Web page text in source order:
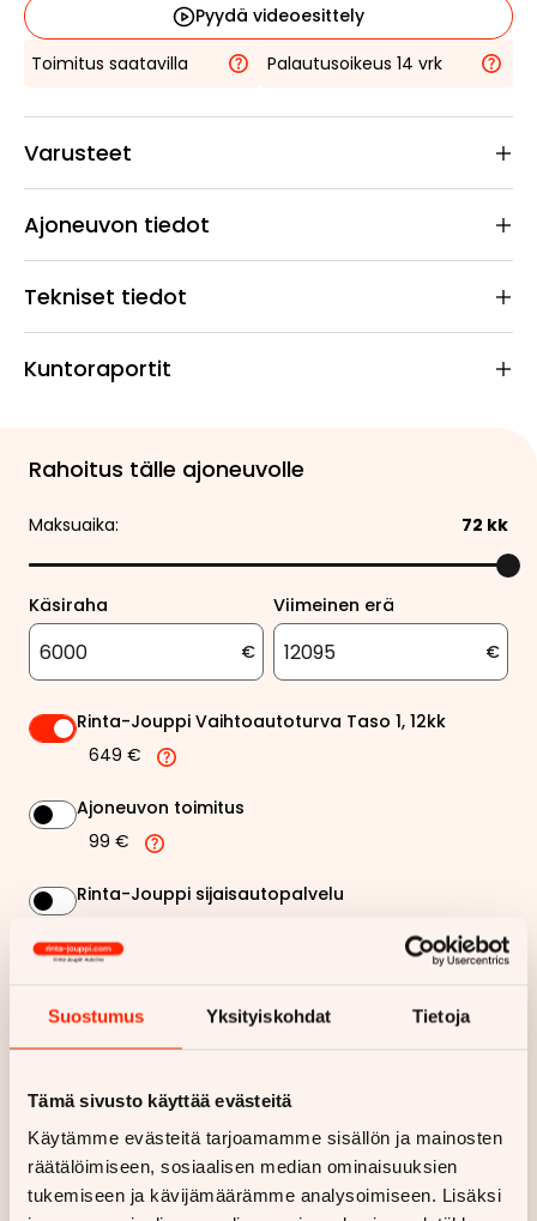
Suostumus Yksityiskohdat Tietoja
Tämä sivusto käyttää evästeitä
Käytämme evästeitä tarjoamamme sisällön ja mainosten
räätälöimiseen, sosiaalisen median ominaisuuksien
tukemiseen ja kävijämäärämme analysoimiseen. Lisäksi
Pyydä videoesittely
Toimitus saatavilla
Palautusoikeus 14 vrk
Varusteet
Ajoneuvon tiedot
Tekniset tiedot
Kuntoraportit
Rahoitus tälle ajoneuvolle
Maksuaika: 72 kk
Käsiraha
€
Viimeinen erä
€
Rinta-Jouppi Vaihtoautoturva Taso 1, 12kk
649 €
Ajoneuvon toimitus
99 €
Rinta-Jouppi sijaisautopalvelu
Kuukausierä 334,96 €
Näytähintaerittely
Haluan myös tarjouksen vakuutuksesta
Hae rahoitustarjous